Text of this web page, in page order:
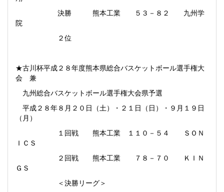
決勝 熊本工業 ５３－８２ 九州学
院
２位
★古川杯平成２８年度熊本県総合バスケットボール選手権大
会 兼
九州総合バスケットボール選手権大会県予選
平成２８年８月２０日（土）・２１日（日）・９月１９日
（月）
１回戦 熊本工業 １１０－５４ ＳＯＮ
ＩＣＳ
２回戦 熊本工業 ７８－７０ ＫＩＮ
ＧＳ
＜決勝リーグ＞